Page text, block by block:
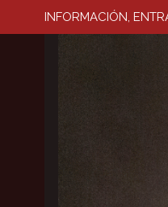
INFORMACIÓN,